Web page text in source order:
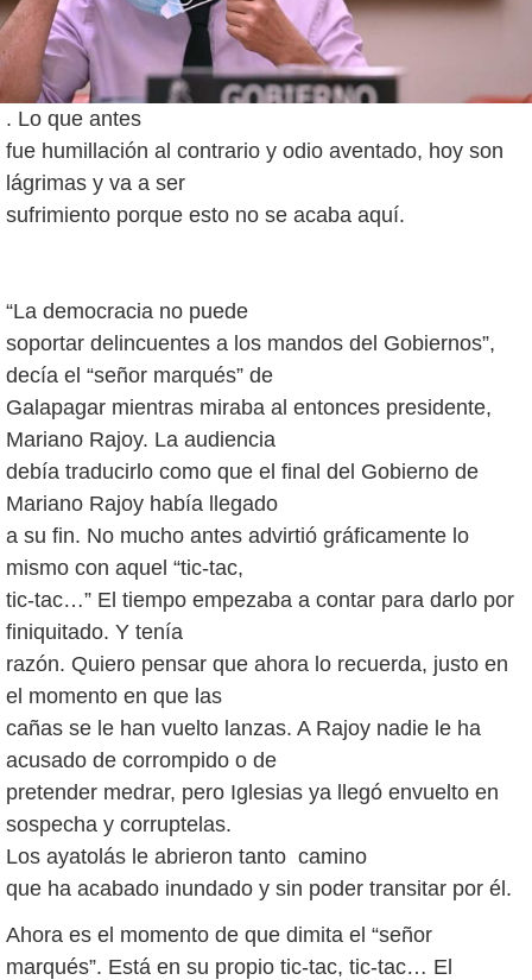
. Lo que antes
fue humillación al contrario y odio aventado, hoy son
lágrimas y va a ser
sufrimiento porque esto no se acaba aquí.
“La democracia no puede
soportar delincuentes a los mandos del Gobiernos”,
decía el “señor marqués” de
Galapagar mientras miraba al entonces presidente,
Mariano Rajoy. La audiencia
debía traducirlo como que el final del Gobierno de
Mariano Rajoy había llegado
a su fin. No mucho antes advirtió gráficamente lo
mismo con aquel “tic-tac,
tic-tac…” El tiempo empezaba a contar para darlo por
finiquitado. Y tenía
razón. Quiero pensar que ahora lo recuerda, justo en
el momento en que las
cañas se le han vuelto lanzas. A Rajoy nadie le ha
acusado de corrompido o de
pretender medrar, pero Iglesias ya llegó envuelto en
sospecha y corruptelas.
Los ayatolás le abrieron tanto camino
que ha acabado inundado y sin poder transitar por él.
Ahora es el momento de que dimita el “señor
marqués”. Está en su propio tic-tac, tic-tac… El